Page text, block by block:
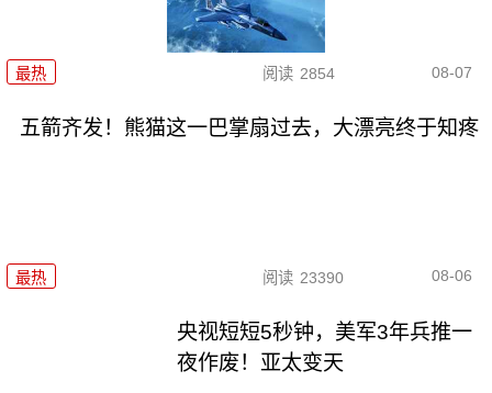
最热 阅读 2854 08-07
五箭齐发！熊猫这一巴掌扇过去，大漂亮终于知疼
最热 阅读 23390 08-06
央视短短5秒钟，美军3年兵推一
夜作废！亚太变天